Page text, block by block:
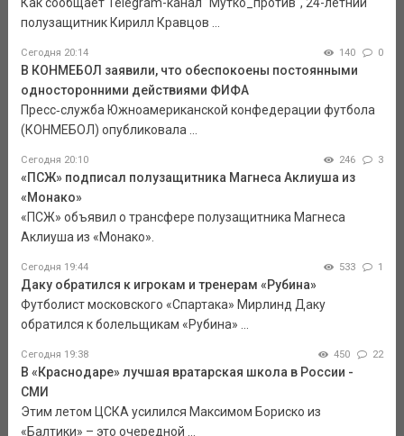
полузащитник Кирилл Кравцов ...
Сегодня 20:14 140 0
В КОНМЕБОЛ заявили, что обеспокоены постоянными
односторонними действиями ФИФА
Пресс‑служба Южноамериканской конфедерации футбола
(КОНМЕБОЛ) опубликовала ...
Сегодня 20:10 246 3
«ПСЖ» подписал полузащитника Магнеса Аклиуша из
«Монако»
«ПСЖ» объявил о трансфере полузащитника Магнеса
Аклиуша из «Монако».
Сегодня 19:44 533 1
Даку обратился к игрокам и тренерам «Рубина»
Футболист московского «Спартака» Мирлинд Даку
обратился к болельщикам «Рубина» ...
Сегодня 19:38 450 22
В «Краснодаре» лучшая вратарская школа в России -
СМИ
Этим летом ЦСКА усилился Максимом Бориско из
«Балтики» – это очередной ...